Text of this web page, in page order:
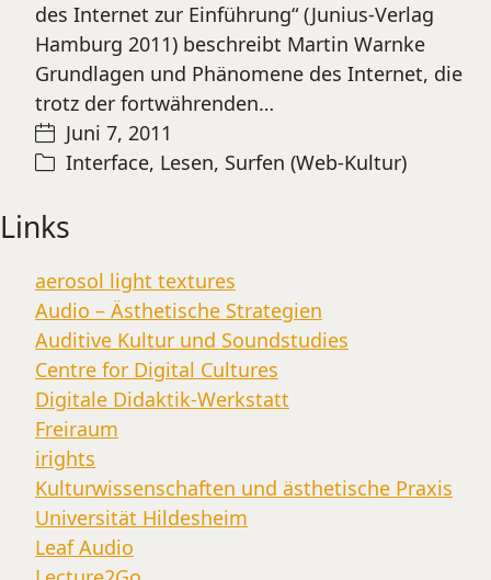
des Internet zur Einführung“ (Junius-Verlag
Hamburg 2011) beschreibt Martin Warnke
Grundlagen und Phänomene des Internet, die
trotz der fortwährenden…
Juni 7, 2011
Interface, Lesen, Surfen (Web-Kultur)
Links
aerosol light textures
Audio – Ästhetische Strategien
Auditive Kultur und Soundstudies
Centre for Digital Cultures
Digitale Didaktik-Werkstatt
Freiraum
irights
Kulturwissenschaften und ästhetische Praxis
Universität Hildesheim
Leaf Audio